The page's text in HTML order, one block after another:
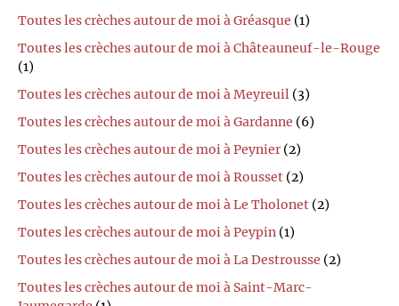
Toutes les crèches autour de moi à Gréasque (1)
Toutes les crèches autour de moi à Châteauneuf-le-Rouge
(1)
Toutes les crèches autour de moi à Meyreuil (3)
Toutes les crèches autour de moi à Gardanne (6)
Toutes les crèches autour de moi à Peynier (2)
Toutes les crèches autour de moi à Rousset (2)
Toutes les crèches autour de moi à Le Tholonet (2)
Toutes les crèches autour de moi à Peypin (1)
Toutes les crèches autour de moi à La Destrousse (2)
Toutes les crèches autour de moi à Saint-Marc-